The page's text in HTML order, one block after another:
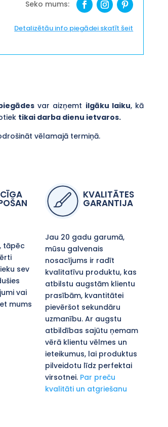
Detalizētāu info piegādei skatīt šeit
var aizņemt ilgāku laiku, kā
tikai darba dienu ietvaros.
vēlamajā termiņā.
tāpēc
sev
vai
mums
KVALITĀTES
GARANTIJA
Jau 20 gadu garumā,
mūsu galvenais
nosacījums ir radīt
kvalitatīvu produktu, kas
atbilstu augstām klientu
prasībām, kvantitātei
pievēršot sekundāru
uzmanību. Ar augstu
atbildības sajūtu ņemam
vērā klientu vēlmes un
ieteikumus, lai produktus
pilveidotu līdz perfektai
virsotnei. Par preču
kvalitāti un atgriešanu